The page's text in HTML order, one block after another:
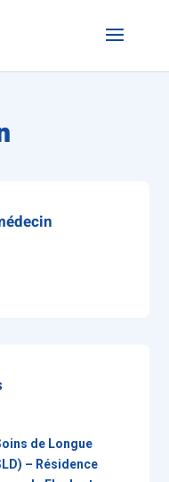
de Longue
– Résidence